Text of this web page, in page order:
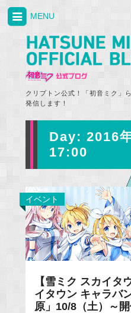
クリプトン公式！「初音ミク」
発信します！
MENU
Day: 2016
17:00
イベント
【雪ミク スカイタ
イタウン キャラバ
原」10/8（土）～開